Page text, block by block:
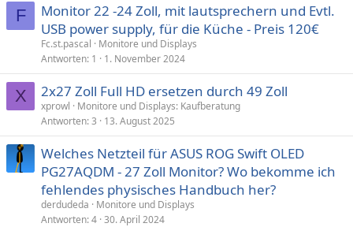
F
Monitor 22 -24 Zoll, mit lautsprechern und Evtl.
USB power supply, für die Küche - Preis 120€
Fc.st.pascal
Monitore und Displays
Antworten 1 1. November 2024
X 2x27 Zoll Full HD ersetzen durch 49 Zoll
xprowl
Monitore und Displays: Kaufberatung
Antworten 3 13. August 2025
Welches Netzteil für ASUS ROG Swift OLED
PG27AQDM - 27 Zoll Monitor? Wo bekomme ich
fehlendes physisches Handbuch her?
derdudeda
Monitore und Displays
Antworten 4 30. April 2024